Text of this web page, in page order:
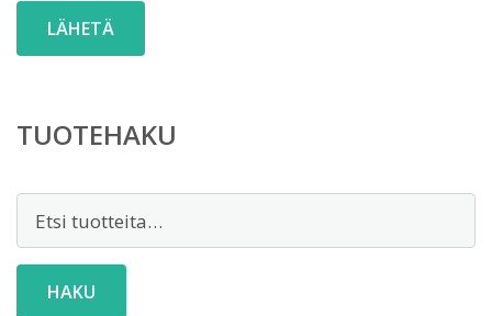
TUOTEHAKU
HAKU